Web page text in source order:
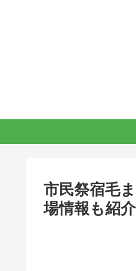
市民祭宿毛
場情報も紹介